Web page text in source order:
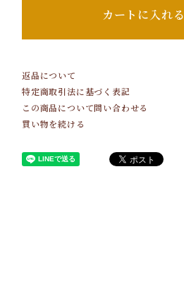
カートに入れる
返品について
特定商取引法に基づく表記
この商品について問い合わせる
買い物を続ける